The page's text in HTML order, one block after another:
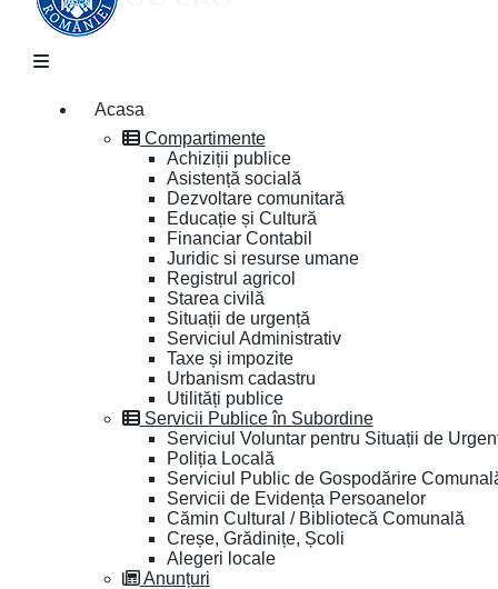
Acasa
Compartimente
Achiziții publice
Asistență socială
Dezvoltare comunitară
Educație și Cultură
Financiar Contabil
Juridic si resurse umane
Registrul agricol
Starea civilă
Situații de urgență
Serviciul Administrativ
Taxe și impozite
Urbanism cadastru
Utilități publice
Servicii Publice în Subordine
Serviciul Voluntar pentru Situații de
Poliția Locală
Serviciul Public de Gospodărire
Servicii de Evidența Persoanelor
Cămin Cultural / Bibliotecă Comunală
Creșe, Grădinițe, Școli
Alegeri locale
Anunțuri